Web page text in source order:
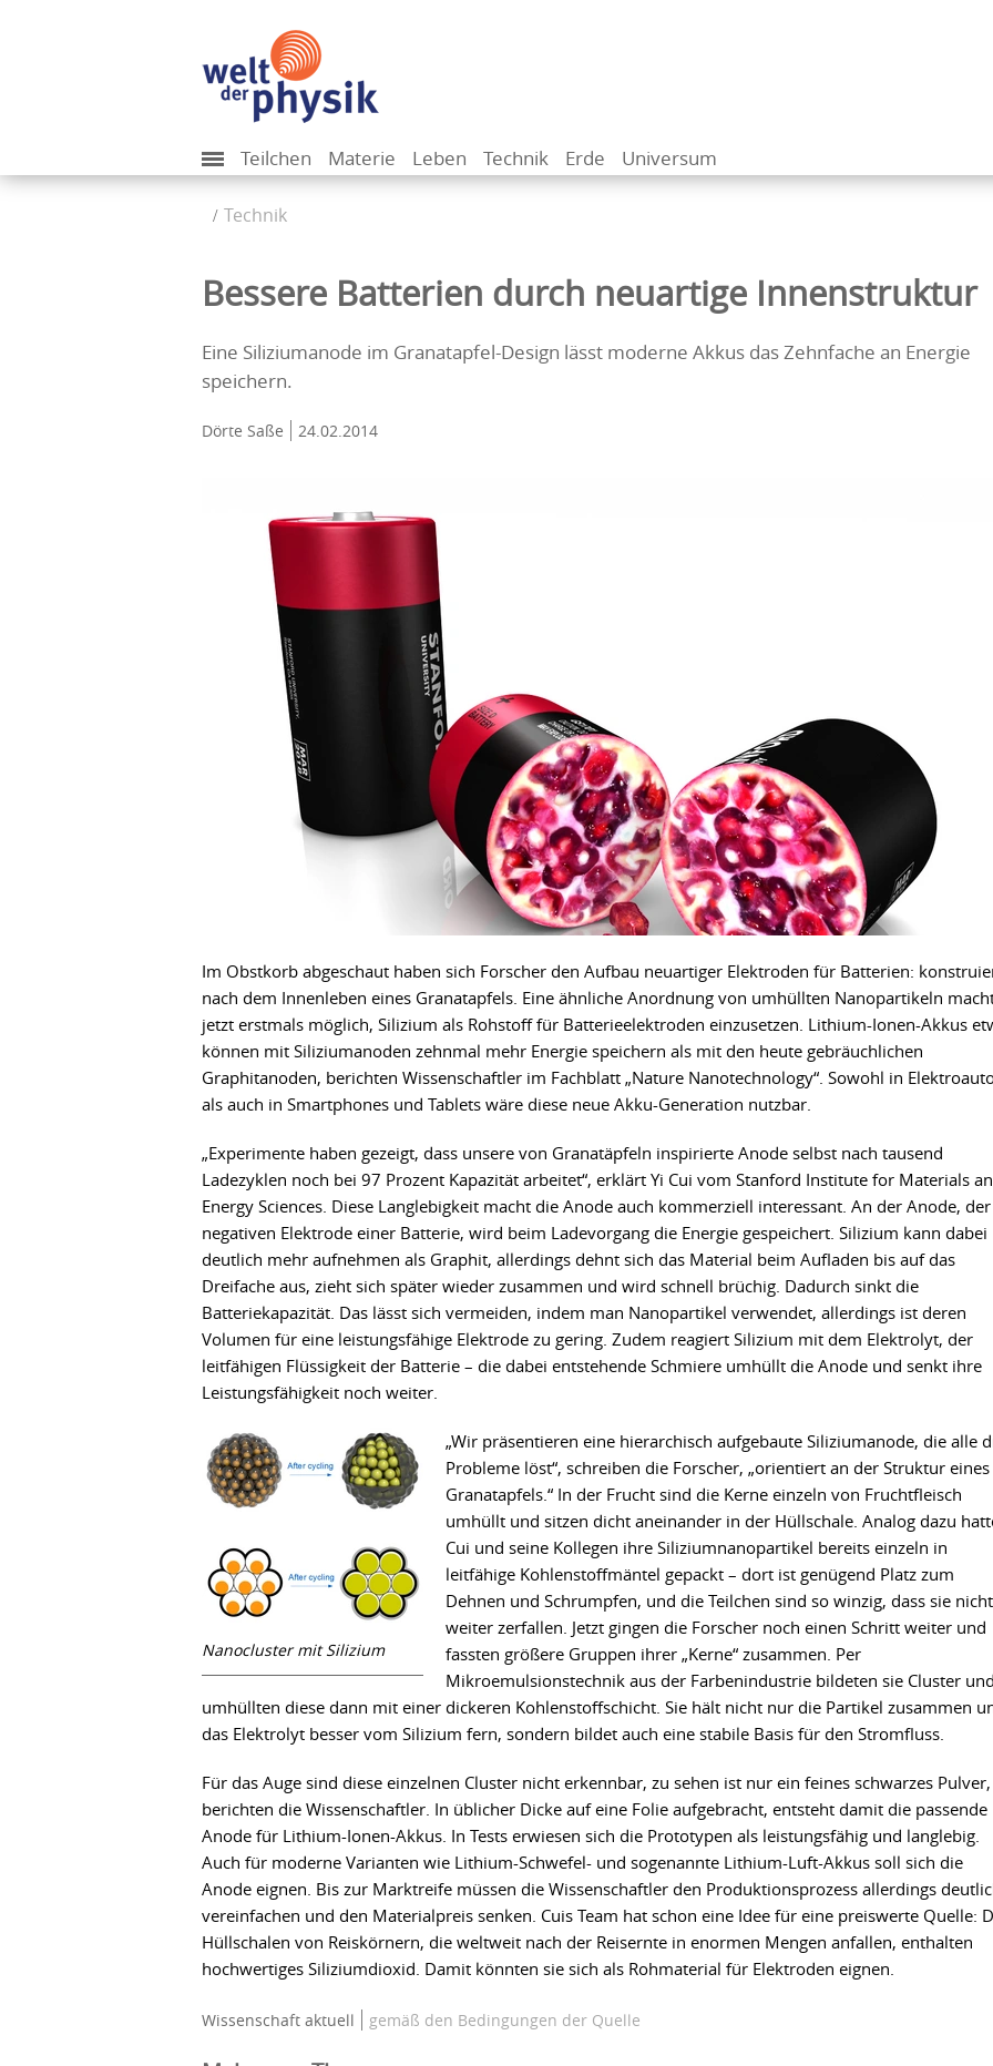
Teilchen Materie Leben Technik Erde Universum
Technik
Bessere Batterien durch neuartige Innenstruktur
Eine Siliziumanode im Granatapfel-Design lässt moderne Akkus das Zehnfache an Energie
speichern.
Dörte Saße 24.02.2014
Im Obstkorb abgeschaut haben sich Forscher den Aufbau neuartiger Elektroden für Batterien:
nach dem Innenleben eines Granatapfels. Eine ähnliche Anordnung von umhüllten Nanopartikeln
jetzt erstmals möglich, Silizium als Rohstoff für Batterieelektroden einzusetzen. Lithium-Ionen-Akkus
können mit Siliziumanoden zehnmal mehr Energie speichern als mit den heute gebräuchlichen
Graphitanoden, berichten Wissenschaftler im Fachblatt „Nature Nanotechnology“. Sowohl in
als auch in Smartphones und Tablets wäre diese neue Akku-Generation nutzbar.
„Experimente haben gezeigt, dass unsere von Granatäpfeln inspirierte Anode selbst nach tausend
Ladezyklen noch bei 97 Prozent Kapazität arbeitet“, erklärt Yi Cui vom Stanford Institute for Materials
Energy Sciences. Diese Langlebigkeit macht die Anode auch kommerziell interessant. An der Anode, der
negativen Elektrode einer Batterie, wird beim Ladevorgang die Energie gespeichert. Silizium kann dabei
deutlich mehr aufnehmen als Graphit, allerdings dehnt sich das Material beim Aufladen bis auf das
Dreifache aus, zieht sich später wieder zusammen und wird schnell brüchig. Dadurch sinkt die
Batteriekapazität. Das lässt sich vermeiden, indem man Nanopartikel verwendet, allerdings ist deren
Volumen für eine leistungsfähige Elektrode zu gering. Zudem reagiert Silizium mit dem Elektrolyt, der
leitfähigen Flüssigkeit der Batterie – die dabei entstehende Schmiere umhüllt die Anode und senkt ihre
Leistungsfähigkeit noch weiter.
Nanocluster mit Silizium
„Wir präsentieren eine hierarchisch aufgebaute Siliziumanode, die alle
Probleme löst“, schreiben die Forscher, „orientiert an der Struktur eines
Granatapfels.“ In der Frucht sind die Kerne einzeln von Fruchtfleisch
umhüllt und sitzen dicht aneinander in der Hüllschale. Analog dazu
Cui und seine Kollegen ihre Siliziumnanopartikel bereits einzeln in
leitfähige Kohlenstoffmäntel gepackt – dort ist genügend Platz zum
Dehnen und Schrumpfen, und die Teilchen sind so winzig, dass sie nicht
weiter zerfallen. Jetzt gingen die Forscher noch einen Schritt weiter und
fassten größere Gruppen ihrer „Kerne“ zusammen. Per
Mikroemulsionstechnik aus der Farbenindustrie bildeten sie Cluster und
umhüllten diese dann mit einer dickeren Kohlenstoffschicht. Sie hält nicht nur die Partikel zusammen
das Elektrolyt besser vom Silizium fern, sondern bildet auch eine stabile Basis für den Stromfluss.
Für das Auge sind diese einzelnen Cluster nicht erkennbar, zu sehen ist nur ein feines schwarzes Pulver,
berichten die Wissenschaftler. In üblicher Dicke auf eine Folie aufgebracht, entsteht damit die passende
Anode für Lithium-Ionen-Akkus. In Tests erwiesen sich die Prototypen als leistungsfähig und langlebig.
Auch für moderne Varianten wie Lithium-Schwefel- und sogenannte Lithium-Luft-Akkus soll sich die
Anode eignen. Bis zur Marktreife müssen die Wissenschaftler den Produktionsprozess allerdings
vereinfachen und den Materialpreis senken. Cuis Team hat schon eine Idee für eine preiswerte Quelle:
Hüllschalen von Reiskörnern, die weltweit nach der Reisernte in enormen Mengen anfallen, enthalten
hochwertiges Siliziumdioxid. Damit könnten sie sich als Rohmaterial für Elektroden eignen.
Wissenschaft aktuell gemäß den Bedingungen der Quelle